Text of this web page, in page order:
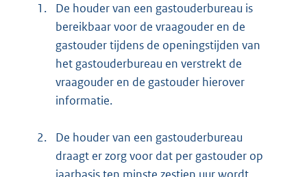
1.
De houder van een gastouderbureau is
bereikbaar voor de vraagouder en de
gastouder tijdens de openingstijden van
het gastouderbureau en verstrekt de
vraagouder en de gastouder hierover
informatie.
2.
De houder van een gastouderbureau
draagt er zorg voor dat per gastouder op